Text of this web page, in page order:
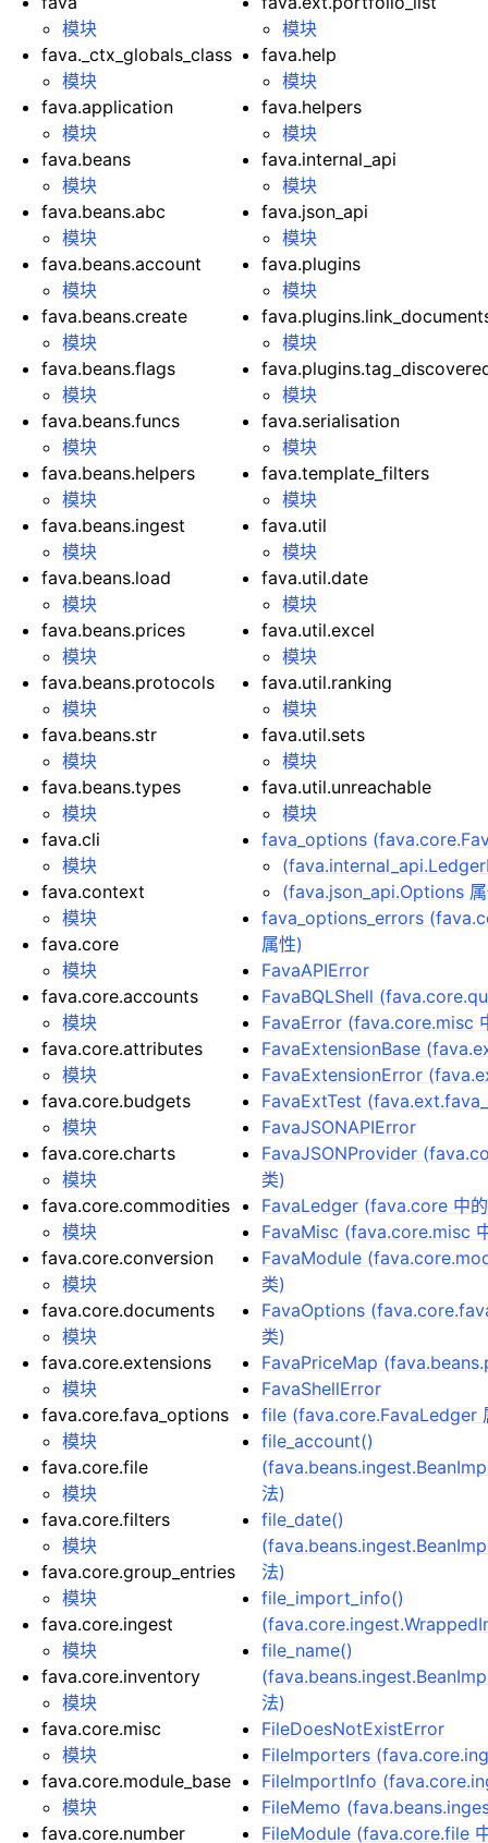
模块
fava._ctx_globals_class
模块
fava.application
模块
fava.beans
模块
fava.beans.abc
模块
fava.beans.account
模块
fava.beans.create
模块
fava.beans.flags
模块
fava.beans.funcs
模块
fava.beans.helpers
模块
fava.beans.ingest
模块
fava.beans.load
模块
fava.beans.prices
模块
fava.beans.protocols
模块
fava.beans.str
模块
fava.beans.types
模块
fava.cli
模块
fava.context
模块
fava.core
模块
fava.core.accounts
模块
fava.core.attributes
模块
fava.core.budgets
模块
fava.core.charts
模块
fava.core.commodities
模块
fava.core.conversion
模块
fava.core.documents
模块
fava.core.extensions
模块
fava.core.fava_options
模块
fava.core.file
模块
fava.core.filters
模块
fava.core.group_entries
模块
fava.core.ingest
模块
fava.core.inventory
模块
fava.core.misc
模块
fava.core.module_base
模块
fava.core.number
模块
fava.help
模块
fava.helpers
模块
fava.internal_api
模块
fava.json_api
模块
fava.plugins
模块
模块
模块
fava.serialisation
模块
fava.template_filters
模块
fava.util
模块
fava.util.date
模块
fava.util.excel
模块
fava.util.ranking
模块
fava.util.sets
模块
fava.util.unreachable
模块
fava_options
(fava.json_api.Options
fava_options_errors
属性)
FavaAPIError
FavaBQLShell
FavaError (fava.core.misc
FavaExtensionBase
FavaExtensionError
FavaExtTest
FavaJSONAPIError
FavaJSONProvider
类)
FavaLedger (fava.core 中
FavaMisc (fava.core.misc
FavaModule
类)
FavaOptions
类)
FavaPriceMap
FavaShellError
file (fava.core.FavaLedger
file_account()
法)
file_date()
法)
file_import_info()
file_name()
法)
FileDoesNotExistError
FileImporters
FileImportInfo
FileMemo
FileModule (fava.core.file